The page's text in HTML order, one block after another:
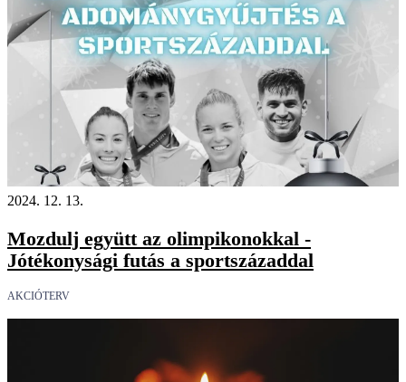
2024. 12. 13.
Mozdulj együtt az olimpikonokkal -
Jótékonysági futás a sportszázaddal
AKCIÓTERV